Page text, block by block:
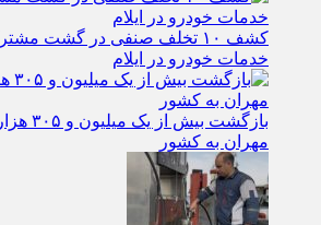
کشف ۱۰ تخلف صنفی در گشت
خدمات خودرو در ایلام
بازگشت
مهران به کشور